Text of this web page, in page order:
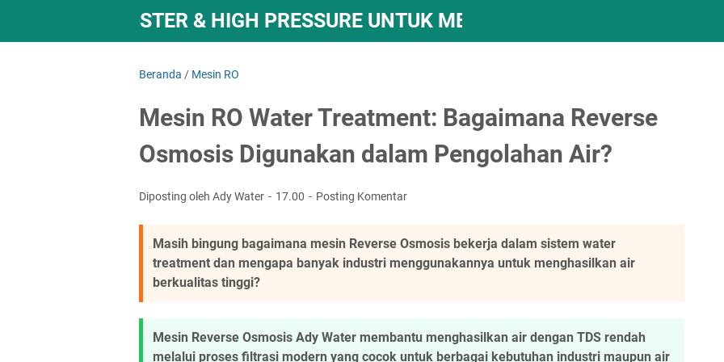
RO BOOSTER & HIGH PRESSURE UNTUK MESIN REVERSE OSMOSIS –
Beranda / Mesin RO
Mesin RO Water Treatment: Bagaimana Reverse
Osmosis Digunakan dalam Pengolahan Air?
Diposting oleh Ady Water 17.00 Posting Komentar
Masih bingung bagaimana mesin Reverse Osmosis bekerja dalam sistem water
treatment dan mengapa banyak industri menggunakannya untuk menghasilkan air
berkualitas tinggi?
Mesin Reverse Osmosis Ady Water membantu menghasilkan air dengan TDS rendah
melalui proses filtrasi modern yang cocok untuk berbagai kebutuhan industri maupun air